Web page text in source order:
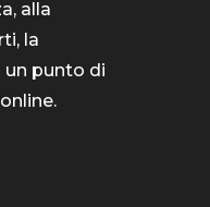
alla
la
un punto di
.